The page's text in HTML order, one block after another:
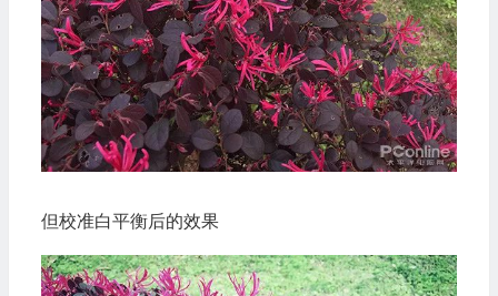
但校准白平衡后的效果